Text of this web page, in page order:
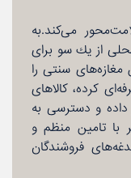
می‌كند.به
از یك سو برای
سنتی را
كرده، كالاهای
داده و دسترسی به
با تامین منظم و
فروشندگان